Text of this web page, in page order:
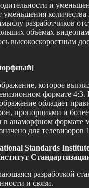
и
уменьшения количества
разработчиков
объёмах
высокоскоростным
которое
формате
обладает
пропорциями и
в анаморфном формате
для телевизоров
Standards
разработкой
и связи.